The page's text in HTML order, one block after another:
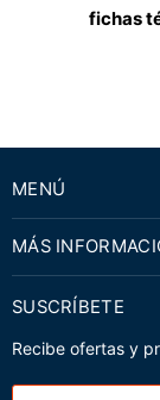
fichas
MENÚ
MÁS
SUSCRÍBETE
Recibe ofertas y